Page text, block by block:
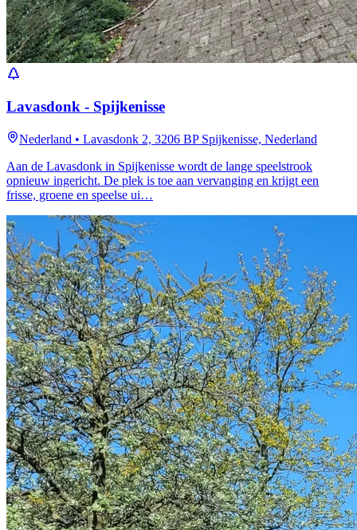
Lavasdonk - Spijkenisse
Nederland • Lavasdonk 2, 3206 BP Spijkenisse, Nederland
Aan de Lavasdonk in Spijkenisse wordt de lange speelstrook
opnieuw ingericht. De plek is toe aan vervanging en krijgt een
frisse, groene en speelse ui…